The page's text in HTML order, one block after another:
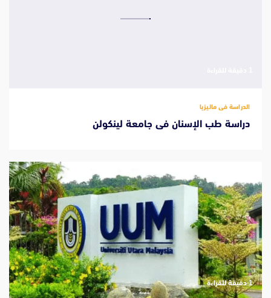
الدراسة فى ماليزيا
دراسة طب الإسنان فى جامعة لينكولن
‫1 دقيقة للقراءة